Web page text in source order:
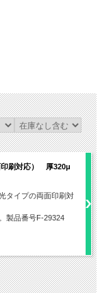
印刷対応） 厚320μ
タイプの両面印刷対
製品番号F-29324